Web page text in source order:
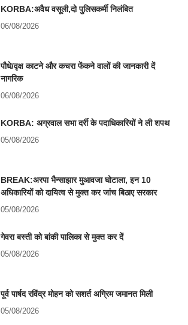
KORBA:अवैध वसूली,दो पुलिसकर्मी निलंबित
06/08/2026
पौधे/वृक्ष काटने और कचरा फेंकने वालों की जानकारी दें
नागरिक
06/08/2026
KORBA: अग्रवाल सभा दर्री के पदाधिकारियों ने ली शपथ
05/08/2026
BREAK:अरपा भैन्साझार मुआवजा घोटाला, इन 10
अधिकारियों को दायित्व से मुक्त कर जांच बिठाए सरकार
05/08/2026
गेवरा बस्ती को बांकी पालिका से मुक्त कर दें
05/08/2026
पूर्व पार्षद रविंद्र मोहन को सशर्त अग्रिम जमानत मिली
05/08/2026